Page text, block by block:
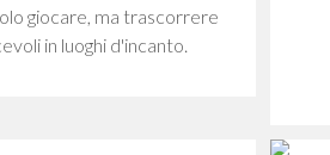
giocare, ma trascorrere
in luoghi d'incanto.